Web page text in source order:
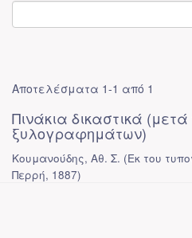
Αποτελέσματα 1-1 από 1
Πινάκια δικαστικά (μετά
ξυλογραφημάτων)
Κουμανούδης, Αθ. Σ. (Εκ του
Περρή, 1887)